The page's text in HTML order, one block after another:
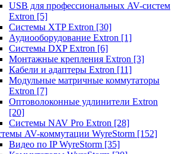
USB для профессиональных AV-систем
Extron [5]
Системы XTP Extron [30]
Аудиооборудование Extron [1]
Системы DXP Extron [6]
Монтажные крепления Extron [3]
Кабели и адаптеры Extron [11]
Модульные матричные коммутаторы
Extron [7]
Оптоволоконные удлинители Extron
[20]
Системы NAV Pro Extron [28]
AV-коммутации WyreStorm [152]
Видео по IP WyreStorm [35]